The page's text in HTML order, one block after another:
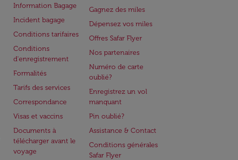
Information Bagage
Incident bagage
Conditions tarifaires
Conditions
d'enregistrement
Formalités
Tarifs des services
Correspondance
Visas et vaccins
Documents à
télécharger avant le
voyage
Gagnez des miles
Dépensez vos miles
Offres Safar Flyer
Nos partenaires
Numéro de carte
oublié?
Enregistrez un vol
manquant
Pin oublié?
Assistance & Contact
Conditions générales
Safar Flyer